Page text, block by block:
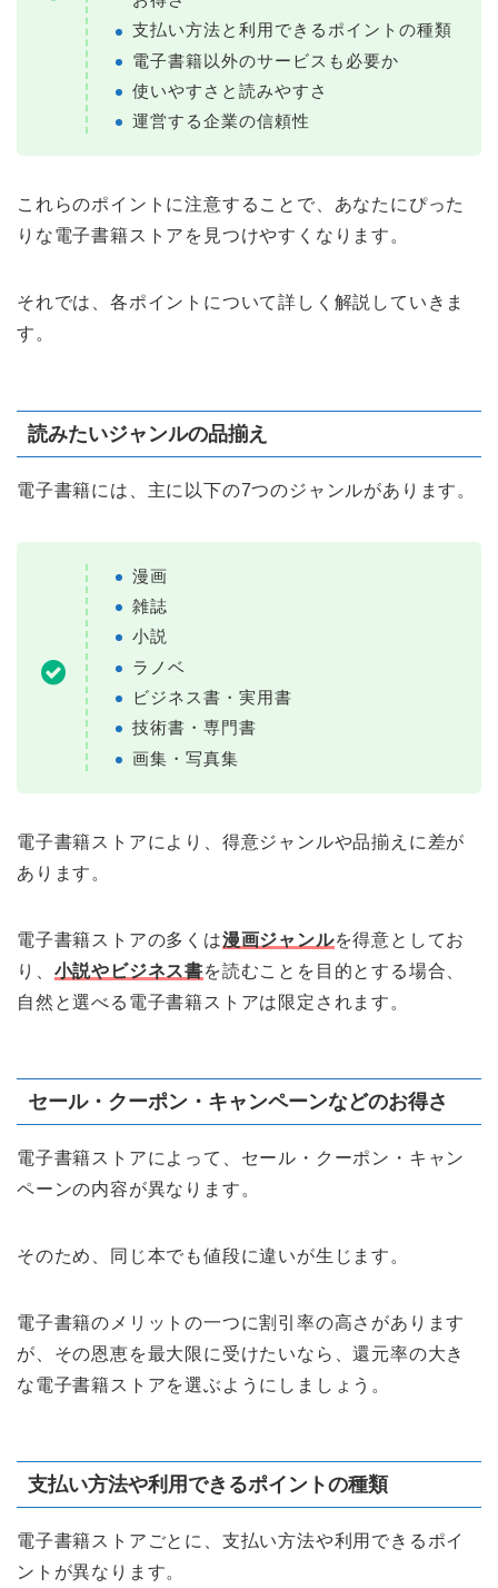
支払い方法と利用できるポイントの種類
電子書籍以外のサービスも必要か
使いやすさと読みやすさ
運営する企業の信頼性
これらのポイントに注意することで、あなたにぴった
りな電子書籍ストアを見つけやすくなります。
それでは、各ポイントについて詳しく解説していきま
す。
読みたいジャンルの品揃え
電子書籍には、主に以下の7つのジャンルがあります。
漫画
雑誌
小説
ラノベ
ビジネス書・実用書
技術書・専門書
画集・写真集
電子書籍ストアにより、得意ジャンルや品揃えに差が
あります。
電子書籍ストアの多くは漫画ジャンルを得意としてお
り、 小説やビジネス書を読むことを目的とする場合、
自然と選べる電子書籍ストアは限定されます。
セール・クーポン・キャンペーンなどのお得さ
電子書籍ストアによって、セール・クーポン・キャン
ペーンの内容が異なります。
そのため、同じ本でも値段に違いが生じます。
電子書籍のメリットの一つに割引率の高さがあります
が、その恩恵を最大限に受けたいなら、還元率の大き
な電子書籍ストアを選ぶようにしましょう。
支払い方法や利用できるポイントの種類
電子書籍ストアごとに、支払い方法や利用できるポイ
ントが異なります。